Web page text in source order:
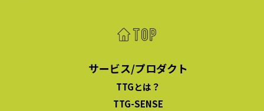
サービス/プロダクト
TTGとは？
TTG-SENSE